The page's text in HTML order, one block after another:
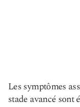
Les symptômes
stade avancé sont